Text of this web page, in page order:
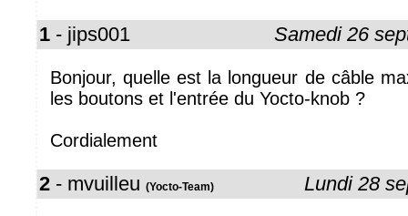
1 - jips001 Samedi 26
Bonjour, quelle est la longueur de câble
les boutons et l'entrée du Yocto-knob ?
Cordialement
2 - mvuilleu (Yocto-Team) Lundi 28